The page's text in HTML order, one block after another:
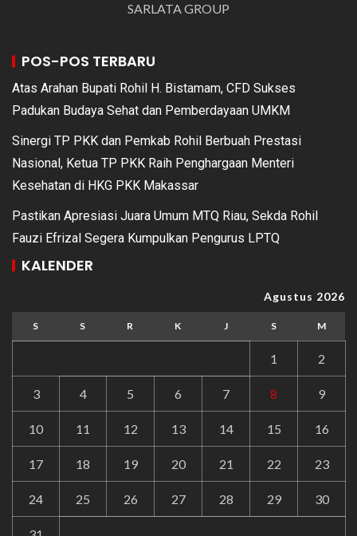
SARLATA GROUP
POS-POS TERBARU
Atas Arahan Bupati Rohil H. Bistamam, CFD Sukses
Padukan Budaya Sehat dan Pemberdayaan UMKM
Sinergi TP PKK dan Pemkab Rohil Berbuah Prestasi
Nasional, Ketua TP PKK Raih Penghargaan Menteri
Kesehatan di HKG PKK Makassar
Pastikan Apresiasi Juara Umum MTQ Riau, Sekda Rohil
Fauzi Efrizal Segera Kumpulkan Pengurus LPTQ
KALENDER
Agustus 2026
S S R K J S M
1 2
3 4 5 6 7 8 9
10 11 12 13 14 15 16
17 18 19 20 21 22 23
24 25 26 27 28 29 30